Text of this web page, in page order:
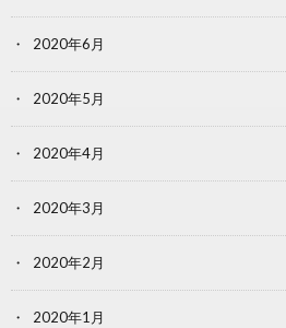
2020年6月
2020年5月
2020年4月
2020年3月
2020年2月
2020年1月